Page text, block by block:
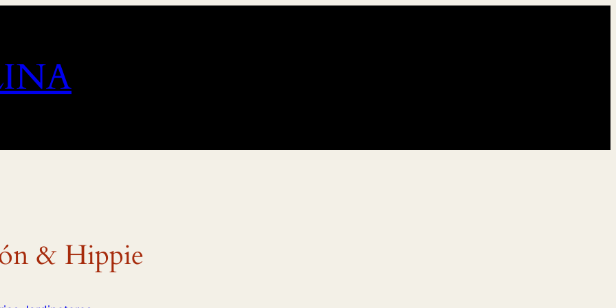
& Hippie